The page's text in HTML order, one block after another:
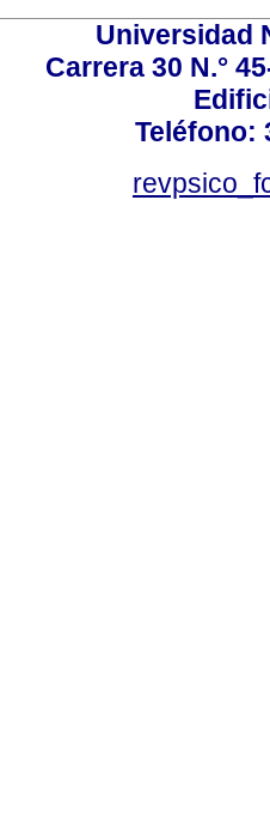
Universidad
Carrera 30 N.°
Teléfono: